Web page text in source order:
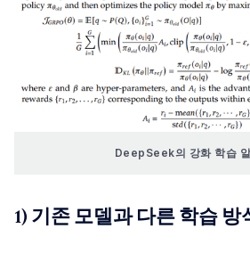
DeepSeek의 강화 학습
1) 기존 모델과 다른 학습 방